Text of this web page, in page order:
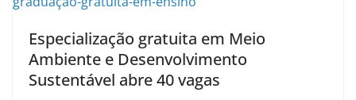
Especialização gratuita em Meio
Ambiente e Desenvolvimento
Sustentável abre 40 vagas